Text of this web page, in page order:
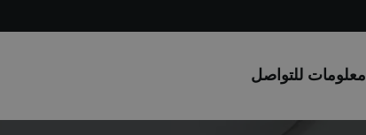
معلومات للتواصل